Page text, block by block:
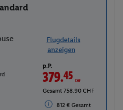
Flugdetails
anzeigen
p.P.
379.45CHF
Gesamt 758.90 CHF
812 € Gesamt